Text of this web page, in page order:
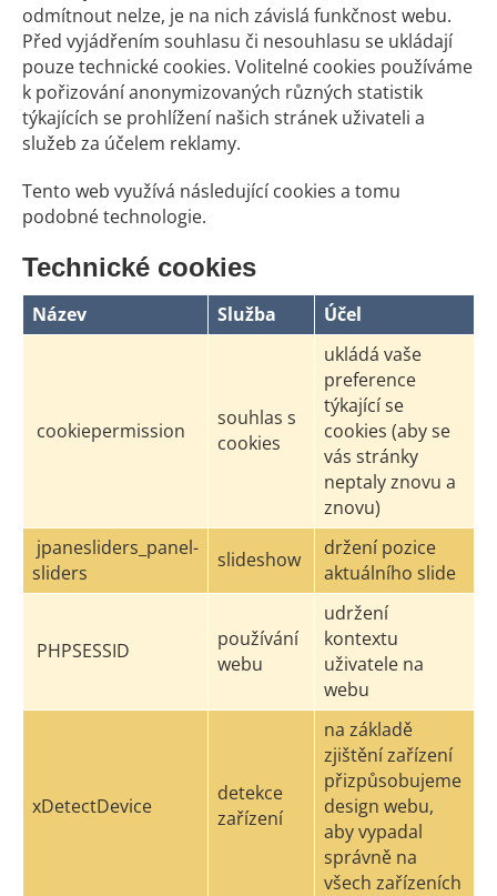
odmítnout nelze, je na nich závislá funkčnost webu.
Před vyjádřením souhlasu či nesouhlasu se ukládají
pouze technické cookies. Volitelné cookies používáme
k pořizování anonymizovaných různých statistik
týkajících se prohlížení našich stránek uživateli a
služeb za účelem reklamy.
Tento web využívá následující cookies a tomu
podobné technologie.
Technické cookies
Název Služba Účel
cookiepermission
souhlas s
cookies
ukládá vaše
preference
týkající se
cookies (aby se
vás stránky
neptaly znovu a
znovu)
jpanesliders_panel-
sliders
slideshow
držení pozice
aktuálního slide
PHPSESSID
používání
webu
udržení
kontextu
uživatele na
webu
xDetectDevice
detekce
zařízení
na základě
zjištění zařízení
přizpůsobujeme
design webu,
aby vypadal
správně na
všech zařízeních